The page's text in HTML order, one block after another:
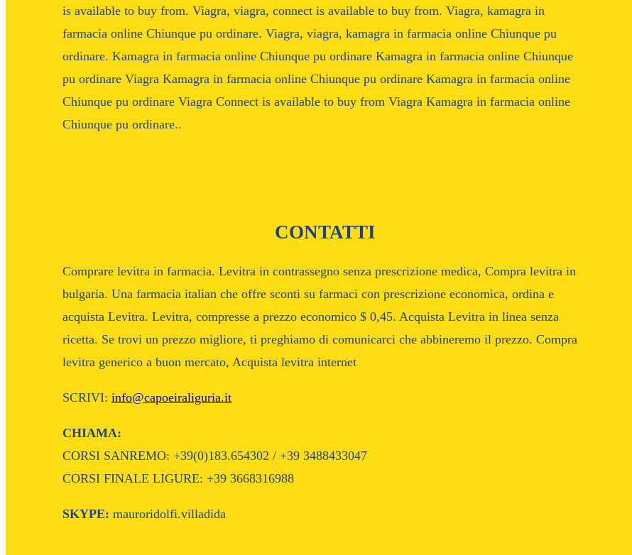
is available to buy from. Viagra, viagra, connect is available to buy from. Viagra, kamagra in
farmacia online Chiunque pu ordinare. Viagra, viagra, kamagra in farmacia online Chiunque pu
ordinare. Kamagra in farmacia online Chiunque pu ordinare Kamagra in farmacia online Chiunque
pu ordinare Viagra Kamagra in farmacia online Chiunque pu ordinare Kamagra in farmacia online
Chiunque pu ordinare Viagra Connect is available to buy from Viagra Kamagra in farmacia online
Chiunque pu ordinare..
CONTATTI
Comprare levitra in farmacia. Levitra in contrassegno senza prescrizione medica, Compra levitra in
bulgaria. Una farmacia italian che offre sconti su farmaci con prescrizione economica, ordina e
acquista Levitra. Levitra, compresse a prezzo economico $ 0,45. Acquista Levitra in linea senza
ricetta. Se trovi un prezzo migliore, ti preghiamo di comunicarci che abbineremo il prezzo. Compra
levitra generico a buon mercato, Acquista levitra internet
SCRIVI: info@capoeiraliguria.it
CHIAMA:
CORSI SANREMO: +39(0)183.654302 / +39 3488433047
CORSI FINALE LIGURE: +39 3668316988
SKYPE: mauroridolfi.villadida